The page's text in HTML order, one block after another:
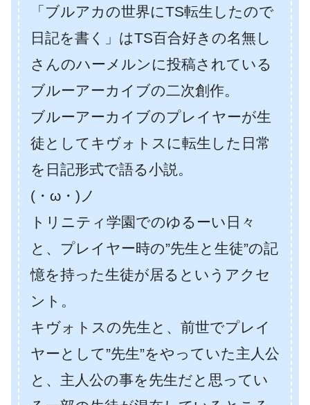
「ブルアカの世界にTS転生したので
日記を書く」はTS百合好きの名無し
さんのハーメルンに投稿されている
ブルーアーカイブの二次創作。
ブルーアーカイブのプレイヤーが生
徒としてキヴォトスに転生した日常
を日記形式で語る小説。
(・ω・)ノ
トリニティ学園でのゆるーい日々
と、プレイヤー時の”先生と生徒”の記
憶を持った生徒が居るというアクセ
ント。
キヴォトスの先生と、前世でプレイ
ヤーとして”先生”をやっていた主人公
と、主人公の事を先生だと思ってい